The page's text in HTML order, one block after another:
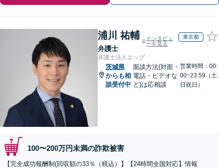
浦川 祐輔
弁護士
インタビュ
ーを見る
東京都
弁護士法人エッグ
茨城県
からも相
談受付中
面談方法(対面・
電話・ビデオな
ど)は応相談
営業時間：00:
00~23:59（土
日祝日）
100〜200万円未満の詐欺被害
【完全成功報酬制(回収額の33％（税込）】【24時間全国対応】情報